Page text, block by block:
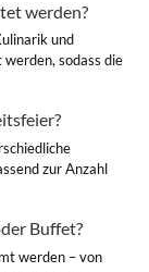
werden?
und
sodass die
zur Anzahl
Buffet?
werden – von